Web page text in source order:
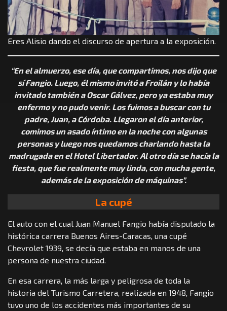
Eres Alisio dando el discurso de apertura a la exposición.
“En el almuerzo, ese día, que compartimos, nos dijo que
sí Fangio. Luego, él mismo invitó a Froilán y lo había
invitado también a Oscar Gálvez, pero ya estaba muy
enfermo y no pudo venir. Los fuimos a buscar con tu
padre, Juan, a Córdoba. Llegaron el día anterior,
comimos un asado íntimo en la noche con algunas
personas y luego nos quedamos charlando hasta la
madrugada en el Hotel Libertador. Al otro día se hacía la
fiesta, que fue realmente muy linda, con mucha gente,
además de la exposición de máquinas”.
La cupé
El auto con el cual Juan Manuel Fangio había disputado la
histórica carrera Buenos Aires-Caracas, una cupé
Chevrolet 1939, se decía que estaba en manos de una
persona de nuestra ciudad.
En esa carrera, la más larga y peligrosa de toda la
historia del Turismo Carretera, realizada en 1948, Fangio
tuvo uno de los accidentes más importantes de su